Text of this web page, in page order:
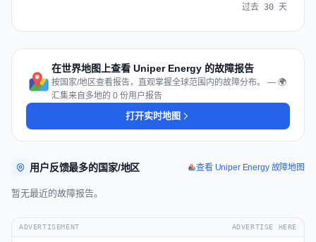
过去 30 天
在世界地图上查看 Uniper Energy 的故障报告
按国家/地区查看报告，直观掌握全球范围内的故障分布。 — 🌍
汇集来自多地的 0 份用户报告
打开实时地图
用户反馈最多的国家/地区 查看 Uniper Energy 故障地图
暂无最近的故障报告。
ADVERTISEMENT ADVERTISE HERE